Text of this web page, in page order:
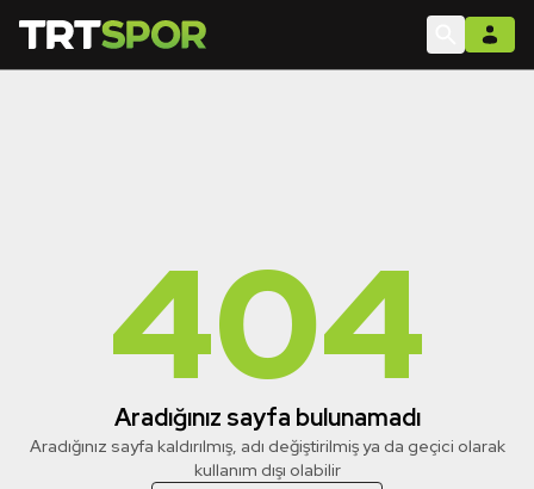
404
Aradığınız sayfa bulunamadı
Aradığınız sayfa kaldırılmış, adı değiştirilmiş ya da geçici olarak
kullanım dışı olabilir